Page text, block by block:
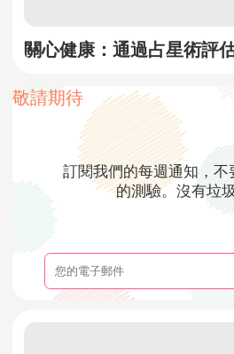
關心健康：通過占星術評
敬請期待
訂閱我們的每週通知，不
的測驗。沒有垃